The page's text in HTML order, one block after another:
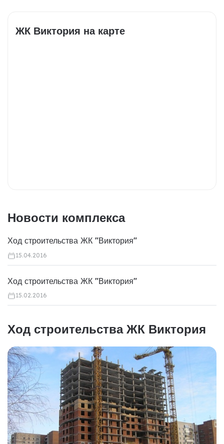
ЖК Виктория на карте
Новости комплекса
Ход строительства ЖК "Виктория"
15.04.2016
Ход строительства ЖК "Виктория"
15.02.2016
Ход строительства ЖК Виктория